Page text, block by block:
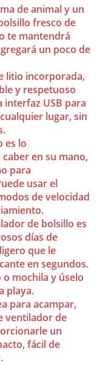
de animal y un
fresco de
te mantendrá
un poco de
litio incorporada,
y respetuoso
interfaz USB para
lugar, sin
es lo
en su mano,
para
usar el
de velocidad
de bolsillo es
días de
que le
en segundos.
mochila y úselo
playa.
para acampar,
ventilador de
un
fácil de